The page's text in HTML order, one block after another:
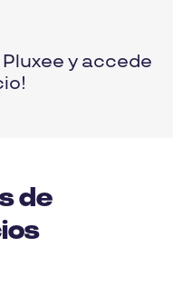
y accede
de